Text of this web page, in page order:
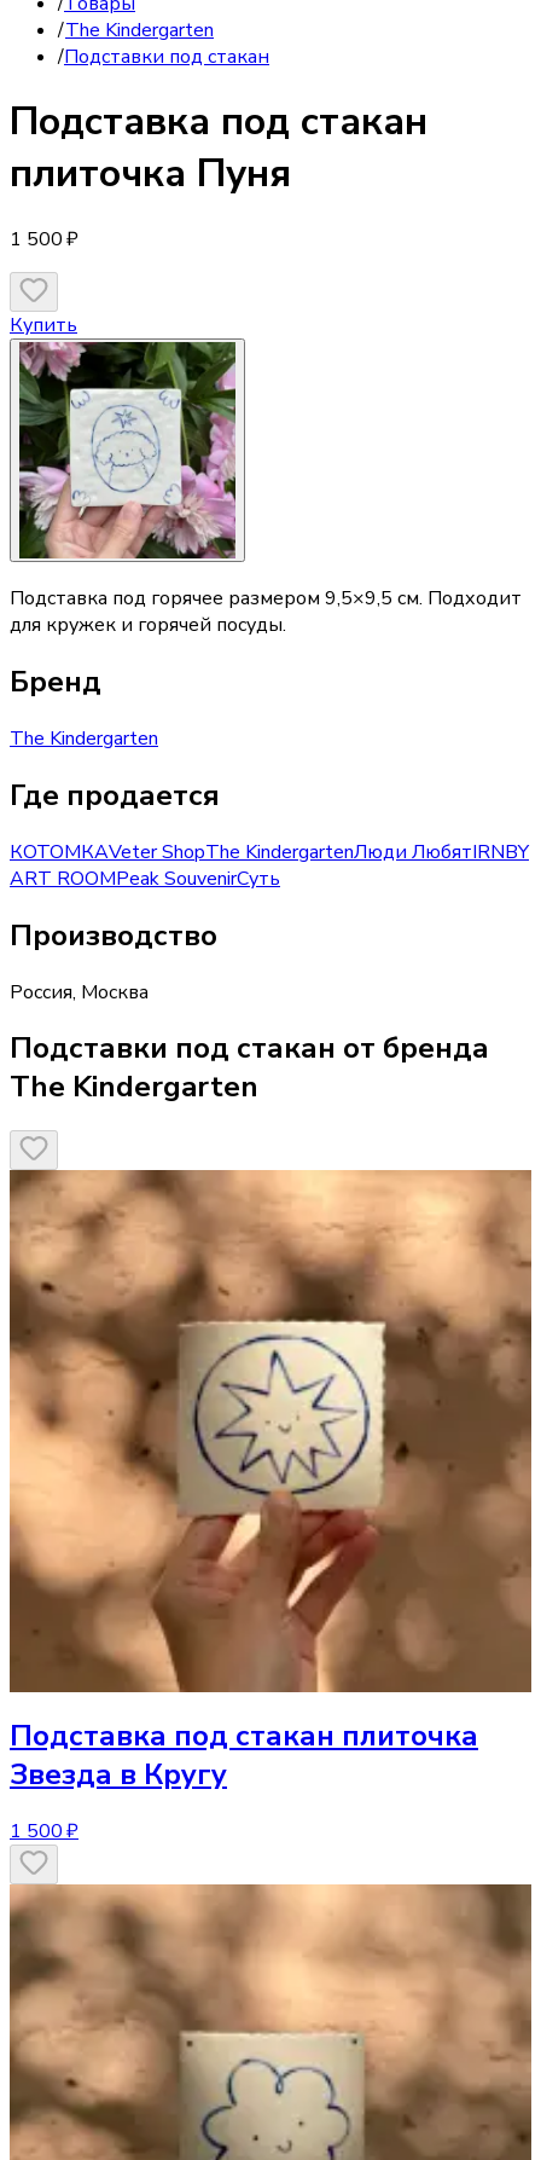
/The Kindergarten
/Подставки под стакан
Подставка под стакан
плиточка Пуня
1 500 ₽
Купить
Подставка под горячее размером 9,5×9,5 см. Подходит
для кружек и горячей посуды.
Бренд
The Kindergarten
Где продается
КОТОМКАVeter ShopThe KindergartenЛюди ЛюбятIRNBY
ART ROOMPeak SouvenirСуть
Производство
Россия, Москва
Подставки под стакан от бренда
The Kindergarten
Подставка под стакан плиточка
Звезда в Кругу
1 500 ₽